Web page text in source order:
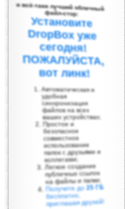
и всё-таки лучший облачный
файл-стор:
Установите
DropBox уже
сегодня!
ПОЖАЛУЙСТА,
вот линк!
Автоматическая и
удобная
синхронизация
файлов на всех
ваших устройствах;
Простое и
безопасное
совместное
использование
папок с друзьями и
коллегами;
Легкое создание
публичных ссылок
на файлы и папки;
Получите до25 ГБ
бесплатно,
приглашая друзей!